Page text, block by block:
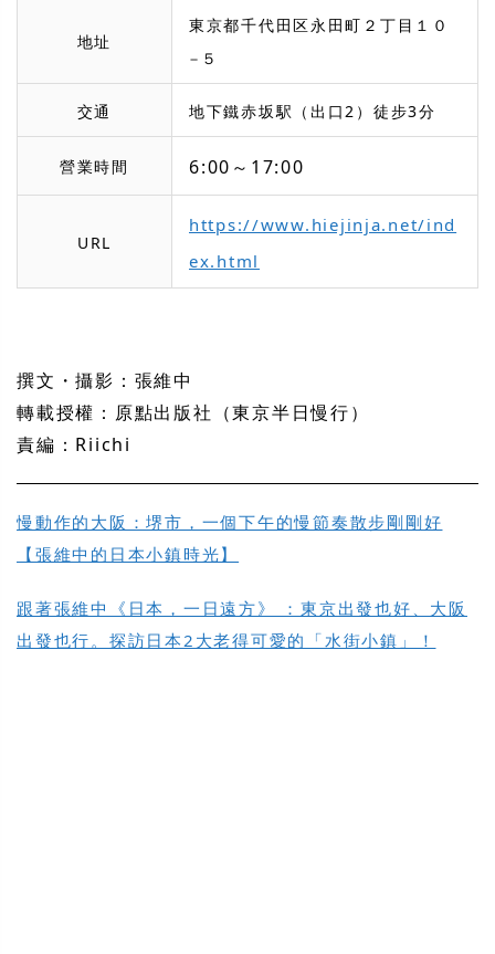
地址
東京都千代田区永田町２丁目１０
−５
交通 地下鐵赤坂駅（出口2）徒步3分
營業時間 6:00～17:00
URL
https://www.hiejinja.net/ind
ex.html
撰文・攝影：張維中
轉載授權：原點出版社（東京半日慢行）
責編：Riichi
慢動作的大阪：堺市，一個下午的慢節奏散步剛剛好
【張維中的日本小鎮時光】
跟著張維中《日本，一日遠方》 ：東京出發也好、大阪
出發也行。探訪日本2大老得可愛的「水街小鎮」！